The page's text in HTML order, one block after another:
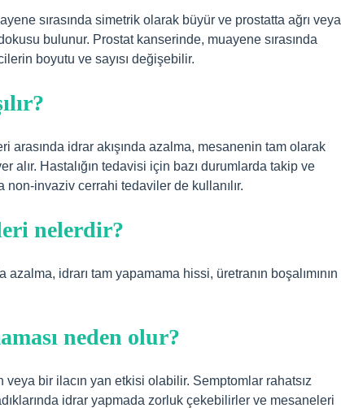
sırasında simetrik olarak büyür ve prostatta ağrı veya
bulunur. Prostat kanserinde, muayene sırasında
boyutu ve sayısı değişebilir.
arasında idrar akışında azalma, mesanenin tam olarak
alır. Hastalığın tedavisi için bazı durumlarda takip ve
invaziv cerrahi tedaviler de kullanılır.
nelerdir?
azalma, idrarı tam yapamama hissi, üretranın boşalımının
neden olur?
veya bir ilacın yan etkisi olabilir. Semptomlar rahatsız
idrar yapmada zorluk çekebilirler ve mesaneleri